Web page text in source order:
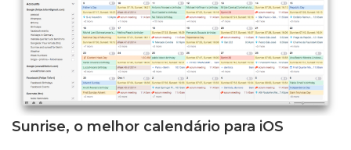
Sunrise, o melhor calendário para iOS